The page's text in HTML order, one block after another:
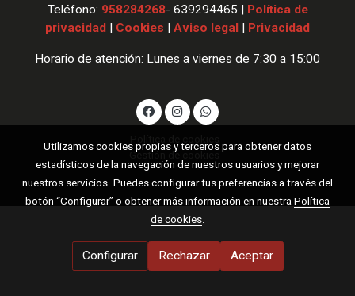
Teléfono: 958284268- 639294465 |
Política de
privacidad
Cookies Aviso legal Privacidad
Horario de atención: Lunes a viernes de 7:30 a 15:00
Gestión de cookies
Utilizamos cookies propias y terceros para obtener datos
estadísticos de la navegación de nuestros usuarios y mejorar
nuestros servicios. Puedes configurar tus preferencias a través del
botón “Configurar” o obtener más información en nuestra Política
de cookies.
Configurar Rechazar Aceptar